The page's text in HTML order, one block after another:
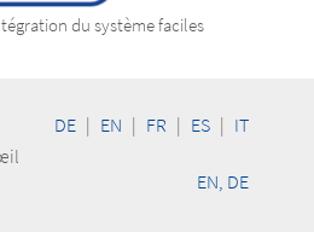
du système faciles
DE | EN | FR | ES | IT
EN, DE